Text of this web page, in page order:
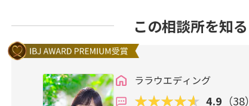
この相談所を知る
ララウエディング
4.9 （38）